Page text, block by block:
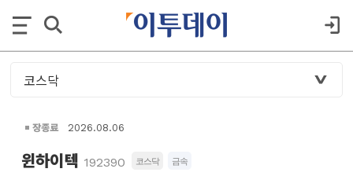
장종료 2026.08.06
윈하이텍 192390 코스닥 금속